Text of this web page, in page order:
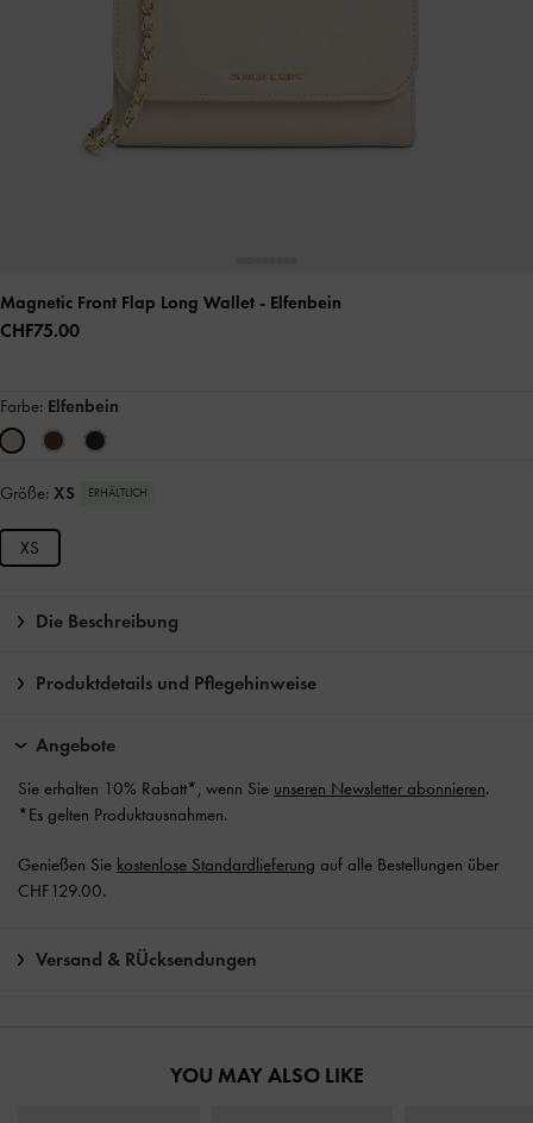
Magnetic Front Flap Long Wallet - Elfenbein
CHF75.00
Farbe: Elfenbein
Größe: XS ERHÄLTLICH
XS
Die Beschreibung
Produktdetails und Pflegehinweise
Angebote
Sie erhalten 10% Rabatt*, wenn Sie unseren Newsletter abonnieren.
*Es gelten Produktausnahmen.
Genießen Sie kostenlose Standardlieferung auf alle Bestellungen über
CHF129.00.
Versand & RÜcksendungen
YOU MAY ALSO LIKE